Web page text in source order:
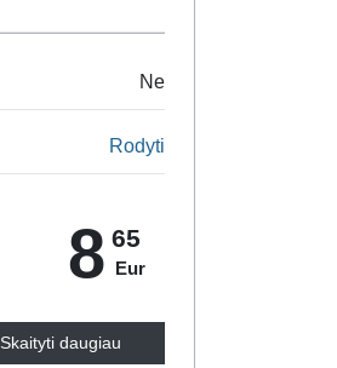
Ne
Rodyti
8 65
Eur
Skaityti daugiau